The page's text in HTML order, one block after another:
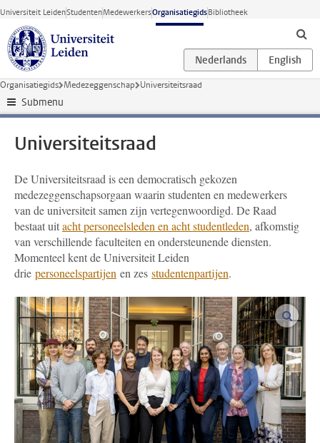
Ga direct naar de inhoud
Universiteit LeidenStudentenMedewerkersOrganisatiegidsBibliotheek
Organisatiegids Medezeggenschap Universiteitsraad
Submenu
Universiteitsraad
De Universiteitsraad is een democratisch gekozen
medezeggenschapsorgaan waarin studenten en medewerkers
van de universiteit samen zijn vertegenwoordigd. De Raad
bestaat uitacht personeelsleden en acht studentleden, afkomstig
van verschillende faculteiten en ondersteunende diensten.
Momenteel kent de Universiteit Leiden
drie personeelspartijen en zes studentenpartijen.